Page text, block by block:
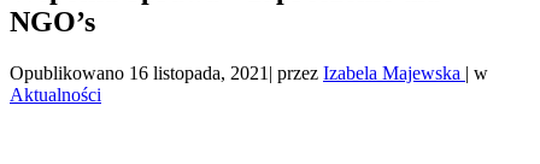
NGO’s
Opublikowano 16 listopada, 2021 | przez Izabela Majewska | w
Aktualności